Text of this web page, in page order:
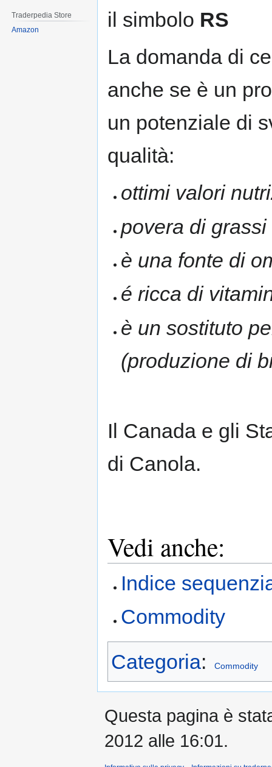
il simbolo RS
La domanda di
anche se è un
un potenziale di
qualità:
ottimi valori
povera di grassi
è una fonte di
é ricca di
è un sostituto
(produzione di
Il Canada e gli
di Canola.
Vedi anche:
Indice
Commodity
Categoria: Commodity
Traderpedia Store
Amazon
Questa pagina è
2012 alle 16:01.